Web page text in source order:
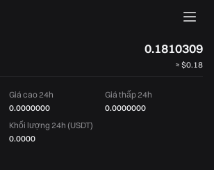
0.1810309
≈ $0.18
Giá cao 24h
0.0000000
Giá thấp 24h
0.0000000
Khối lượng 24h (USDT)
0.0000